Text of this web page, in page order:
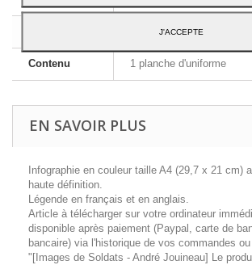
Français et Anglais
Contenu 1 planche d'uniforme
EN SAVOIR PLUS
Infographie en couleur taille A4 (29,7 x 21 cm)
haute définition.
Légende en français et en anglais.
Article à télécharger sur votre ordinateur
disponible après paiement (Paypal, carte de
bancaire) via l'historique de vos commandes
"[Images de Soldats - André Jouineau] Le
J'ACCEPTE